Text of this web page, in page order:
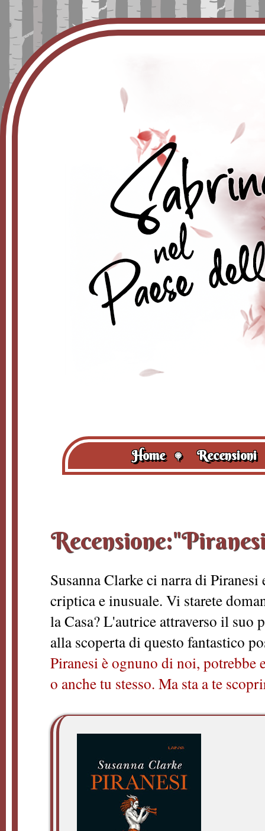
Home 🍭 Recensioni
Susanna Clarke ci narra di
criptica e inusuale. Vi starete
la Casa? L'autrice attraverso il suo
alla scoperta di questo fantastico
Piranesi è ognuno di noi, potrebbe
o anche tu stesso. Ma sta a te